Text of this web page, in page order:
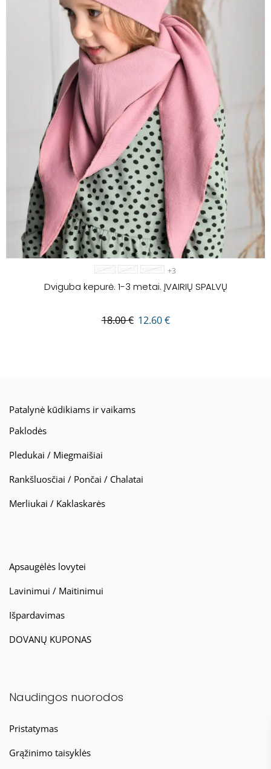
BORDO JUODA KREMINĖ +3
Dviguba kepurė. 1-3 metai. ĮVAIRIŲ SPALVŲ
18.00€ 12.60€
Patalynė kūdikiams ir vaikams
Paklodės
Pledukai / Miegmaišiai
Rankšluosčiai / Pončai / Chalatai
Merliukai / Kaklaskarės
Apsaugėlės lovytei
Lavinimui / Maitinimui
Išpardavimas
DOVANŲ KUPONAS
Naudingos nuorodos
Pristatymas
Grąžinimo taisyklės